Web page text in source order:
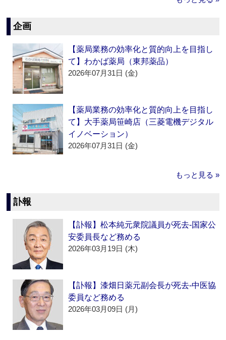
企画
【薬局業務の効率化と質的向上を目指し
て】わかば薬局（東邦薬品）
2026年07月31日 (金)
【薬局業務の効率化と質的向上を目指し
て】大手薬局笹崎店（三菱電機デジタル
イノベーション）
2026年07月31日 (金)
もっと見る »
訃報
【訃報】松本純元衆院議員が死去‐国家公
安委員長など務める
2026年03月19日 (木)
【訃報】漆畑日薬元副会長が死去‐中医協
委員など務める
2026年03月09日 (月)